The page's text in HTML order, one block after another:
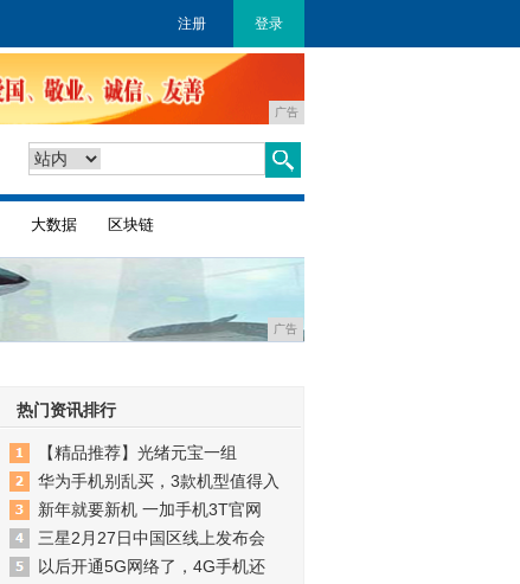
注册 登录
广告
大数据 区块链
广告
热门资讯排行
【精品推荐】光绪元宝一组
华为手机别乱买，3款机型值得入
新年就要新机 一加手机3T官网
三星2月27日中国区线上发布会
以后开通5G网络了，4G手机还